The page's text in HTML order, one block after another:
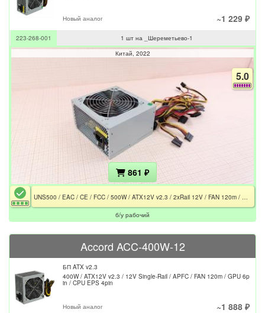
Новый аналог ~1 229 ₽
223-268-001
1 шт на _Шереметьево-1
Китай 2022
5.0
861 ₽
б/у рабочий
Accord ACC-400W-12
БП ATX v2.3
400W / ATX12V v2.3 / 12V Single-Rail / APFC / FAN 120m / GPU 6p
in / CPU EPS 4pin
Новый аналог ~1 888 ₽